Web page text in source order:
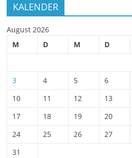
KALENDER
August 2026
M
D M D
3
4 5 6
10
11 12 13
17
18 19 20
24
25 26 27
31